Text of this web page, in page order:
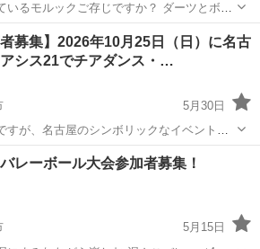
いるモルックご存じですか？ ダーツとボー
軽にできるのに奥が深
大通駅 スポーツ モルック
者募集】2026年10月25日（日）に名古
シス21でチアダンス・…
5月30日
すが、名古屋のシンボリックなイベントス
ベントが開催！ その中の一部の時
チアダンス・チアリーディングでイベント
ポーツ チアリーディング
レーボール大会参加者募集！
5月15日